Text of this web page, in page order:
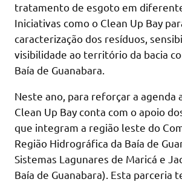
tratamento de esgoto em
Iniciativas como o Clean Up Bay
caracterização dos resíduos,
visibilidade ao território da bacia
Baía de Guanabara.
Neste ano, para reforçar a agenda
Clean Up Bay conta com o apoio
que integram a região leste do
Região Hidrográfica da Baía de
Sistemas Lagunares de Maricá e
Baía de Guanabara). Esta parceria